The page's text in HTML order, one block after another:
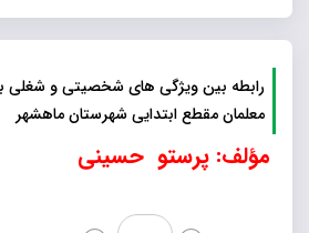
رابطه بین ویژگی های شخصیتی و شغلی
معلمان مقطع ابتدایی شهرستان ماهشهر
مؤلف: پرستو حسینی
رابطه